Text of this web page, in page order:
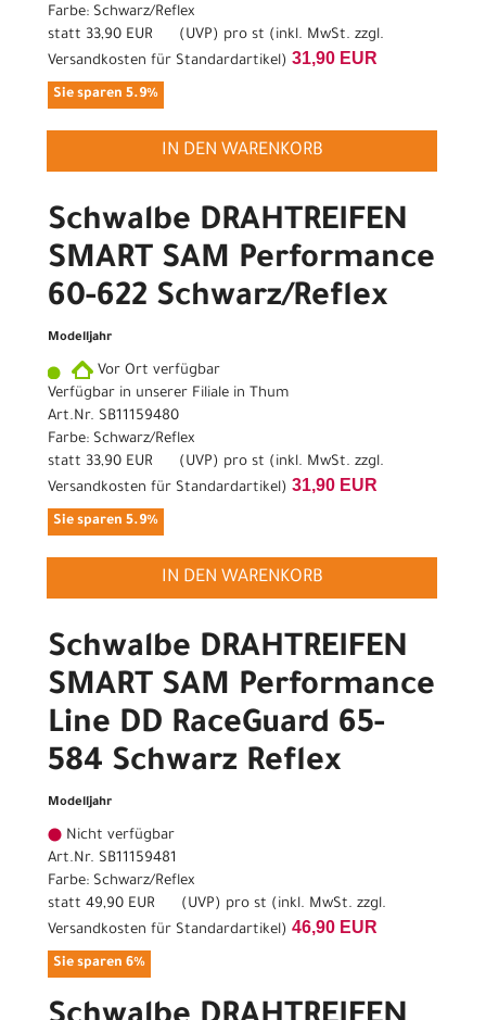
Farbe: Schwarz/Reflex
statt 33,90 EUR ( UVP) pro st (inkl. MwSt. zzgl.
Versandkosten für Standardartikel) 31,90 EUR
Sie sparen 5.9%
IN DEN WARENKORB
Schwalbe DRAHTREIFEN
SMART SAM Performance
60-622 Schwarz/Reflex
Modelljahr
Vor Ort verfügbar
Verfügbar in unserer Filiale in Thum
Art.Nr. SB11159480
Farbe: Schwarz/Reflex
statt 33,90 EUR ( UVP) pro st (inkl. MwSt. zzgl.
Versandkosten für Standardartikel) 31,90 EUR
Sie sparen 5.9%
IN DEN WARENKORB
Schwalbe DRAHTREIFEN
SMART SAM Performance
Line DD RaceGuard 65-
584 Schwarz Reflex
Modelljahr
Nicht verfügbar
Art.Nr. SB11159481
Farbe: Schwarz/Reflex
statt 49,90 EUR ( UVP) pro st (inkl. MwSt. zzgl.
Versandkosten für Standardartikel) 46,90 EUR
Sie sparen 6%